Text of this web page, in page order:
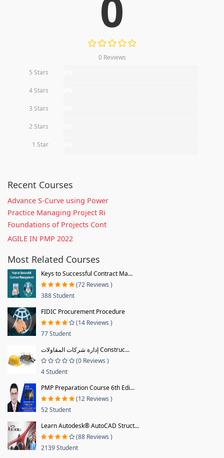
0 Reviews
5 Stars
4 Stars
3 Stars
2 Stars
1 Star
Recent Courses
Advance S-Curve using Power
Practice Managing Project Ri
Foundations of Projects Cont
AGILE IN PMP 2022
Most Related Courses
Keys to Successful Contract Ma...
(72 Reviews )
388 Student
FIDIC Procurement Procedure
(14 Reviews )
77 Student
إدارة شركات المقاولات Construc...
(0 Reviews )
4 Student
PMP Preparation Course 6th Edi...
(12 Reviews )
52 Student
Learn Autodesk® AutoCAD Struct...
(88 Reviews )
2139 Student